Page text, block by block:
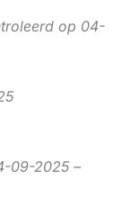
op 04-
09-2025 –